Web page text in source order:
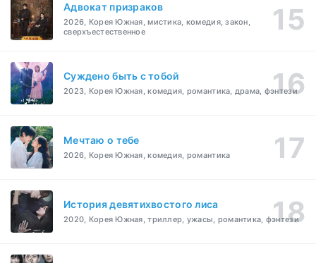
Адвокат призраков
2026, Корея Южная, мистика, комедия, закон,
сверхъестественное
Суждено быть с тобой
2023, Корея Южная, комедия, романтика, драма, фэнтези
Мечтаю о тебе
2026, Корея Южная, комедия, романтика
История девятихвостого лиса
2020, Корея Южная, триллер, ужасы, романтика, фэнтези